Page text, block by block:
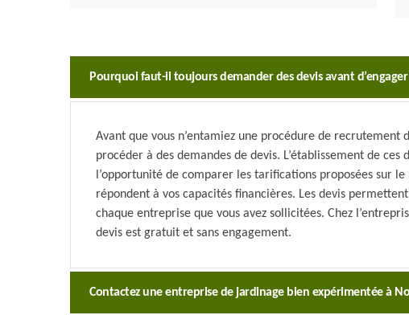
Pourquoi faut-il toujours demander des devis avant
Avant que vous n’entamiez une procédure de recrutement
procéder à des demandes de devis. L’établissement de
l’opportunité de comparer les tarifications proposées sur
répondent à vos capacités financières. Les devis
chaque entreprise que vous avez sollicitées. Chez
devis est gratuit et sans engagement.
Contactez une entreprise de jardinage bien expérimentée à